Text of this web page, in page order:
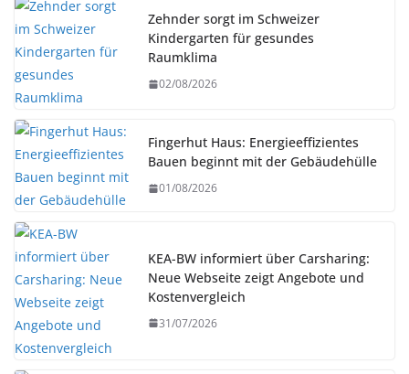
Zehnder sorgt im Schweizer
Kindergarten für gesundes
Raumklima
02/08/2026
Fingerhut Haus: Energieeffizientes
Bauen beginnt mit der Gebäudehülle
01/08/2026
KEA-BW informiert über Carsharing:
Neue Webseite zeigt Angebote und
Kostenvergleich
31/07/2026